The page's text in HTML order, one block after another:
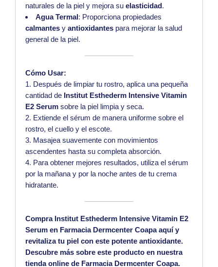
naturales de la piel y mejora suelasticidad.
Agua Termal: Proporciona propiedades
calmantes yantioxidantes para mejorar la salud
general de la piel.
Cómo Usar:
Después de limpiar tu rostro, aplica una pequeña
cantidad de Institut Esthederm Intensive Vitamin
E2 Serum sobre la piel limpia y seca.
Extiende el sérum de manera uniforme sobre el
rostro, el cuello y el escote.
Masajea suavemente con movimientos
ascendentes hasta su completa absorción.
Para obtener mejores resultados, utiliza el sérum
por la mañana y por la noche antes de tu crema
hidratante.
Compra Institut Esthederm Intensive Vitamin E2
Serum en Farmacia Dermcenter Coapaaquíy
revitaliza tu piel con este potente antioxidante.
Descubre más sobre este producto en nuestra
tienda online de Farmacia Dermcenter Coapa.